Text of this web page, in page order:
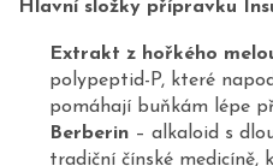
Hlavní složky přípravku
Extrakt z hořkého
polypeptid-P, které
pomáhají buňkám lépe
Berberin– alkaloid s
tradiční čínské medicíně,